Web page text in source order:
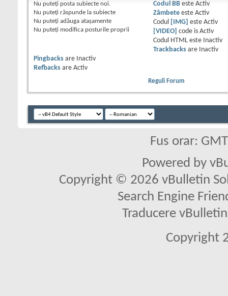
Nu puteţi posta subiecte noi.
Nu puteţi răspunde la subiecte
Nu puteţi adăuga ataşamente
Nu puteţi modifica posturile proprii
Codul BBeste Activ
Zâmbeteeste Activ
Codul
[IMG] este Activ
[VIDEO]
code is Activ
Codul HTML este
Inactiv
Trackbacksare
Inactiv
Pingbacks are
Inactiv
Refbacks are Activ
Reguli Forum
Fus orar:
Powered by
Copyright © 2026 vBulletin
Search Engine
Traducere
Copyright